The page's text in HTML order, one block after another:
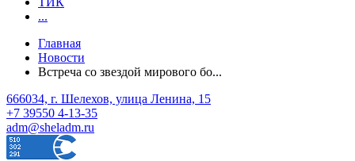
...
Главная
Новости
Встреча со звездой мирового бо...
666034, г. Шелехов, улица Ленина, 15
+7 39550 4-13-35
adm@sheladm.ru